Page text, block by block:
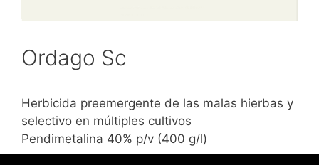
Ordago Sc
Herbicida preemergente de las malas hierbas y
selectivo en múltiples cultivos
Pendimetalina 40% p/v (400 g/l)